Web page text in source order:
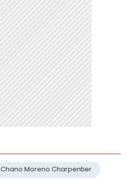
Chano Moreno Charpentier